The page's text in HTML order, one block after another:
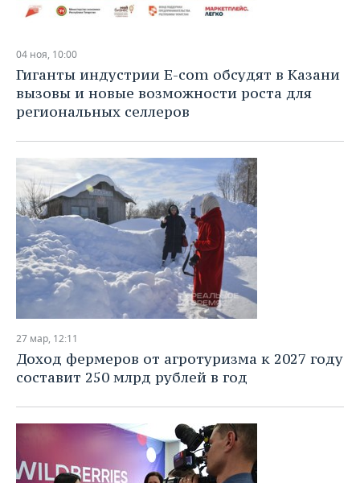
04 ноя, 10:00
Гиганты индустрии E-com обсудят в Казани
вызовы и новые возможности роста для
региональных селлеров
27 мар, 12:11
Доход фермеров от агротуризма к 2027 году
составит 250 млрд рублей в год